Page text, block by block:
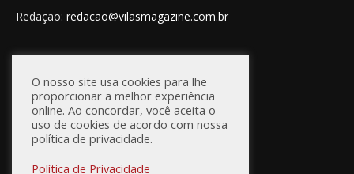
Redação: redacao@vilasmagazine.com.br
FIQUE CONECTADO
O nosso site usa cookies para lhe
proporcionar a melhor experiência
online. Ao concordar, você aceita o
uso de cookies de acordo com nossa
política de privacidade.
Política de Privacidade